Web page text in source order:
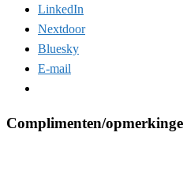
LinkedIn
Nextdoor
Bluesky
E-mail
Complimenten/